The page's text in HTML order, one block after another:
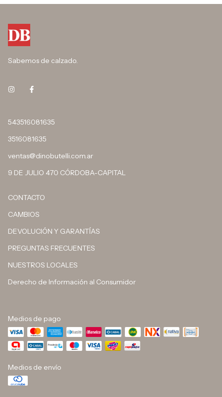
Sabemos de calzado.
543516081635
3516081635
ventas@dinobutelli.com.ar
9 DE JULIO 470 CÓRDOBA-CAPITAL
CONTACTO
CAMBIOS
DEVOLUCIÓN Y GARANTÍAS
PREGUNTAS FRECUENTES
NUESTROS LOCALES
Derecho de Información al Consumidor
Medios de pago
Medios de envío